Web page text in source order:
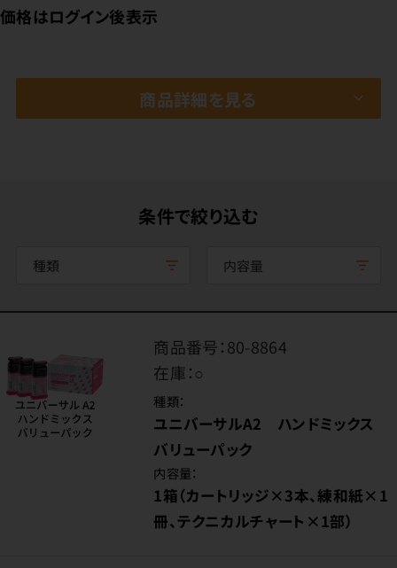
価格はログイン後表示
商品詳細を見る
条件で絞り込む
種類 内容量
商品番号：80-8864
在庫：○
種類：
ユニバーサルA2 ハンドミックス
バリューパック
内容量：
1箱（カートリッジ×3本、練和紙×1
冊、テクニカルチャート×1部）